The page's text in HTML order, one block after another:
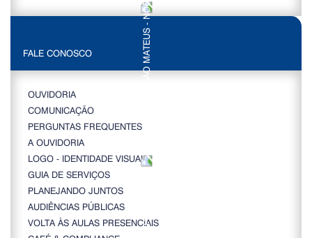
FALE CONOSCO
OUVIDORIA
COMUNICAÇÃO
PERGUNTAS FREQUENTES
A OUVIDORIA
LOGO - IDENTIDADE VISUAL
GUIA DE SERVIÇOS
PLANEJANDO JUNTOS
AUDIÊNCIAS PÚBLICAS
VOLTA ÀS AULAS PRESENCIAIS